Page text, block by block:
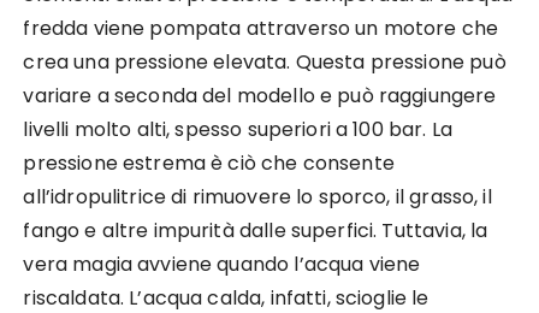
fredda viene pompata attraverso un motore che
crea una pressione elevata. Questa pressione può
variare a seconda del modello e può raggiungere
livelli molto alti, spesso superiori a 100 bar. La
pressione estrema è ciò che consente
all’idropulitrice di rimuovere lo sporco, il grasso, il
fango e altre impurità dalle superfici. Tuttavia, la
vera magia avviene quando l’acqua viene
riscaldata. L’acqua calda, infatti, scioglie le